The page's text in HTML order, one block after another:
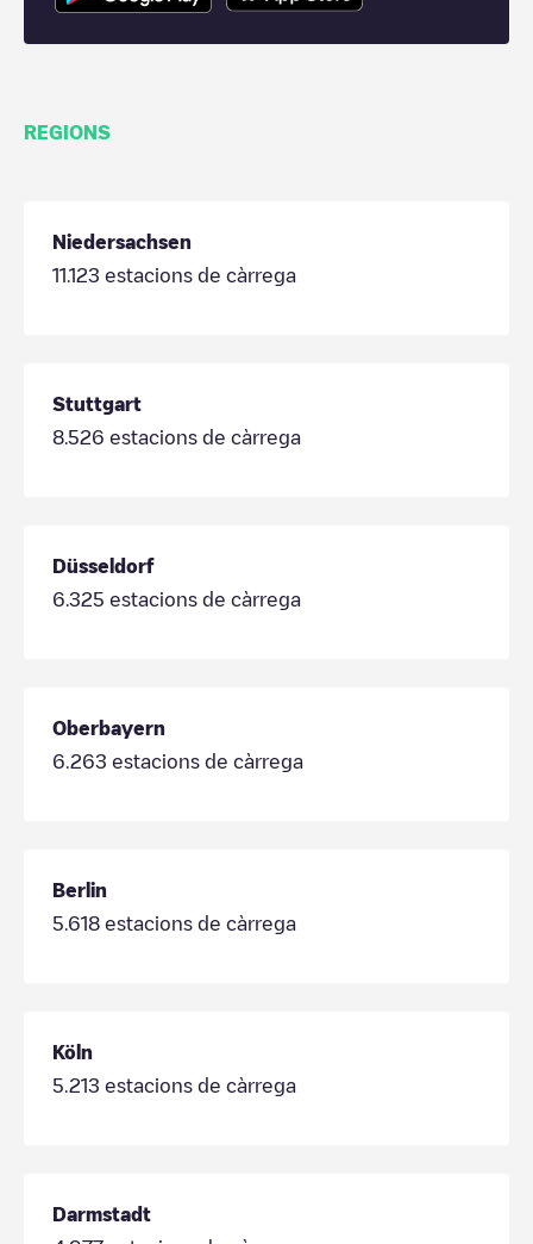
REGIONS
Niedersachsen
11.123 estacions de càrrega
Stuttgart
8.526 estacions de càrrega
Düsseldorf
6.325 estacions de càrrega
Oberbayern
6.263 estacions de càrrega
Berlin
5.618 estacions de càrrega
Köln
5.213 estacions de càrrega
Darmstadt